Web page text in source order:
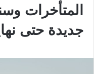
جديدة حتى نهاية